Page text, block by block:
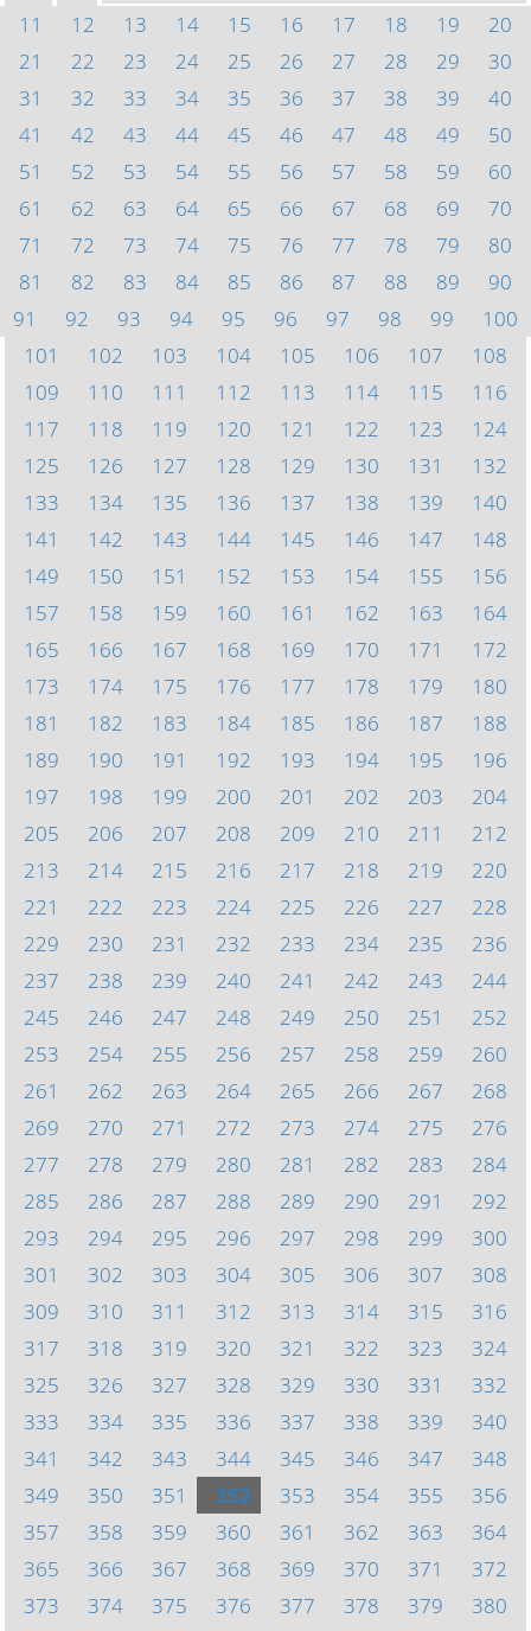
11
12 13 14 15 16 17 18 19
20
21
22 23 24 25 26 27 28 29
30
31
32 33 34 35 36 37 38 39
40
41
42 43 44 45 46 47 48 49
50
51
52 53 54 55 56 57 58 59
60
61
62 63 64 65 66 67 68 69
70
71
72 73 74 75 76 77 78 79
80
81
82 83 84 85 86 87 88 89
90
91
92 93 94 95 96 97 98 99
100
101
102 103 104 105 106 107
108
109
110 111 112 113 114 115
116
117
118 119 120 121 122 123
124
125
126 127 128 129 130 131
132
133
134 135 136 137 138 139
140
141
142 143 144 145 146 147
148
149
150 151 152 153 154 155
156
157
158 159 160 161 162 163
164
165
166 167 168 169 170 171
172
173
174 175 176 177 178 179
180
181
182 183 184 185 186 187
188
189
190 191 192 193 194 195
196
197
198 199 200 201 202 203
204
205
206 207 208 209 210 211
212
213
214 215 216 217 218 219
220
221
222 223 224 225 226 227
228
229
230 231 232 233 234 235
236
237
238 239 240 241 242 243
244
245
246 247 248 249 250 251
252
253
254 255 256 257 258 259
260
261
262 263 264 265 266 267
268
269
270 271 272 273 274 275
276
277
278 279 280 281 282 283
284
285
286 287 288 289 290 291
292
293
294 295 296 297 298 299
300
301
302 303 304 305 306 307
308
309
310 311 312 313 314 315
316
317
318 319 320 321 322 323
324
325
326 327 328 329 330 331
332
333
334 335 336 337 338 339
340
341
342 343 344 345 346 347
348
349
350 351 352 353 354 355
356
357
358 359 360 361 362 363
364
365
366 367 368 369 370 371
372
373
374 375 376 377 378 379
380